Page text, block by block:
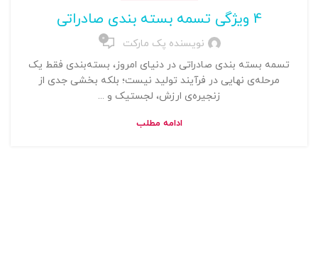
4 ویژگی تسمه بسته‌ بندی صادراتی
نویسنده پک مارکت 0
تسمه بسته‌ بندی صادراتی در دنیای امروز، بسته‌بندی فقط یک
مرحله‌ی نهایی در فرآیند تولید نیست؛ بلکه بخشی جدی از
زنجیره‌ی ارزش، لجستیک و ...
ادامه مطلب